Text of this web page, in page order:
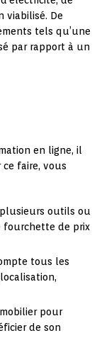
viabilisé. De
tels qu’une
par rapport à un
en ligne, il
ce faire, vous
outils ou
fourchette de prix
tous les
pour
de son